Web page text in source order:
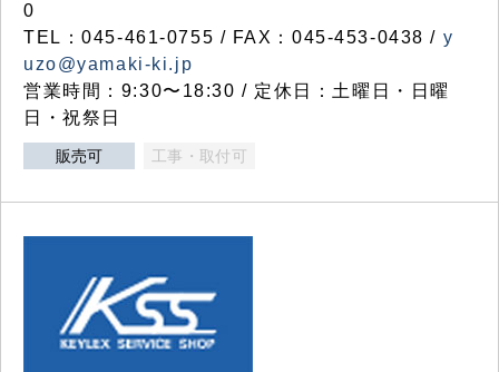
0
TEL：045-461-0755 / FAX：045-453-0438 / y
uzo@yamaki-ki.jp
営業時間：9:30〜18:30 / 定休日：土曜日・日曜
日・祝祭日
販売可 工事・取付可